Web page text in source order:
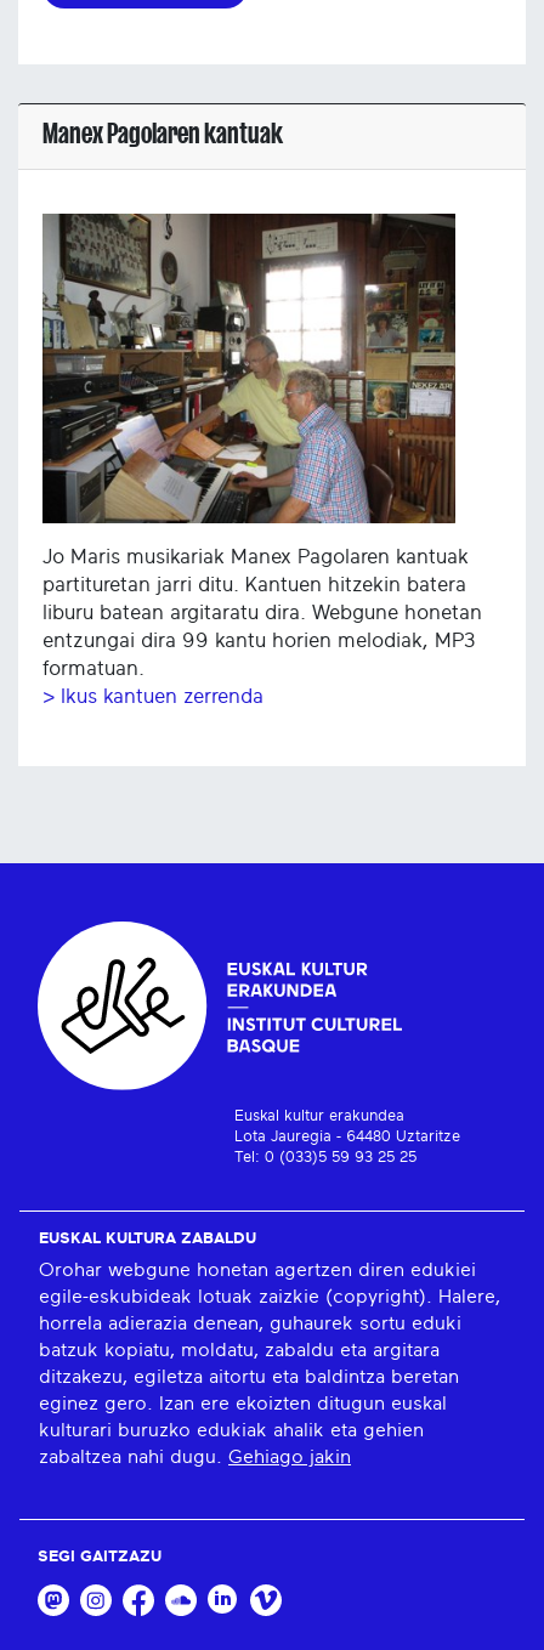
Manex Pagolaren kantuak
Jo Maris musikariak Manex Pagolaren kantuak
partituretan jarri ditu. Kantuen hitzekin batera
liburu batean argitaratu dira. Webgune honetan
entzungai dira 99 kantu horien melodiak, MP3
formatuan.
> Ikus kantuen zerrenda
Euskal kultur erakundea
Lota Jauregia - 64480 Uztaritze
Tel: 0 (033)5 59 93 25 25
EUSKAL KULTURA ZABALDU
Orohar webgune honetan agertzen diren edukiei
egile-eskubideak lotuak zaizkie (copyright). Halere,
horrela adierazia denean, guhaurek sortu eduki
batzuk kopiatu, moldatu, zabaldu eta argitara
ditzakezu, egiletza aitortu eta baldintza beretan
eginez gero. Izan ere ekoizten ditugun euskal
kulturari buruzko edukiak ahalik eta gehien
zabaltzea nahi dugu. Gehiago jakin
SEGI GAITZAZU